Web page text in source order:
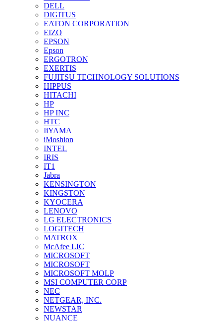
DELL
DIGITUS
EATON CORPORATION
EIZO
EPSON
Epson
ERGOTRON
EXERTIS
FUJITSU TECHNOLOGY SOLUTIONS
HIPPUS
HITACHI
HP
HP INC
HTC
IiYAMA
iMoshion
INTEL
IRIS
IT1
Jabra
KENSINGTON
KINGSTON
KYOCERA
LENOVO
LG ELECTRONICS
LOGITECH
MATROX
McAfee LIC
MICROSOFT
MICROSOFT
MICROSOFT MOLP
MSI COMPUTER CORP
NEC
NETGEAR, INC.
NEWSTAR
NUANCE